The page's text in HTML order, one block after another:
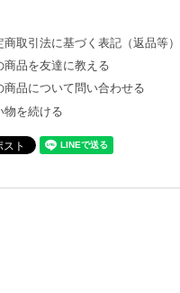
商取引法に基づく表記（返品等）
商品を友達に教える
商品について問い合わせる
物を続ける